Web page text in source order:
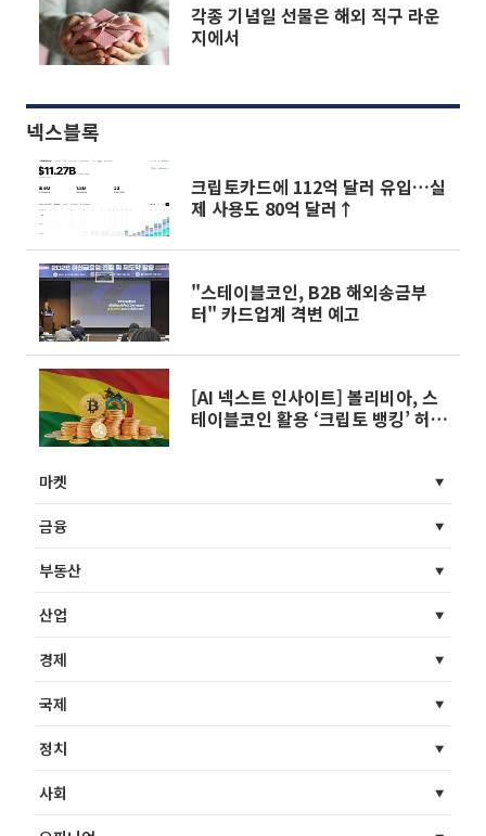
각종 기념일 선물은 해외 직구 라운
지에서
넥스블록
크립토카드에 112억 달러 유입…실
제 사용도 80억 달러↑
"스테이블코인, B2B 해외송금부
터" 카드업계 격변 예고
[AI 넥스트 인사이트] 볼리비아, 스
테이블코인 활용 ‘크립토 뱅킹’ 허용
마켓
금융
부동산
산업
경제
국제
정치
사회